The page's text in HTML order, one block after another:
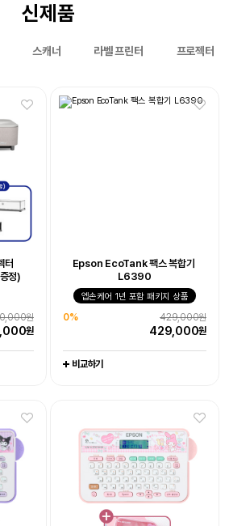
신제품
스캐너 라벨 프린터 프로젝터
터
정)
원
원
Epson EcoTank 팩스 복합기
L6390
엡손케어 1년 포함 패키지 상품
429,000원
0%
429,000원
비교하기
기
품
원
원
마켓
0원
Epson WorkForce DS-530III
엡손케어 1년 포함 패키지 상품
417,000원
비교하기
린터
원
원
Epson 네이머
LW-K200MM 마이멜로디
라벨프린터 라벨기
-
116,800원
23%
89,000원
비교하기
터
정)
원
라이프스튜디오 EF-73 빔프로젝터
1,990,000원
10%
1,790,000원